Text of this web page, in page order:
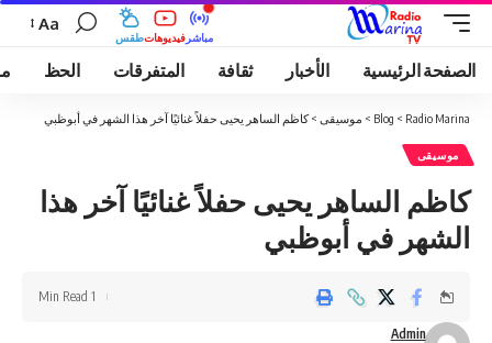
طقسفيديوهات مباشر
Aa
الصفحة الرئيسية الأخبار ثقافة المتفرقات الحظ
Radio Marina
>
Blog
> موسيقى > كاظم الساهر يحيى حفلاً غنائيًا آخر هذا الشهر في أبوظبي
موسيقى
كاظم الساهر يحيى حفلاً غنائيًا آخر هذا
الشهر في أبوظبي
Admin
1 Min Read